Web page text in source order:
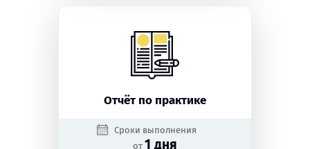
Отчёт по практике
Сроки выполнения
от 1 дня